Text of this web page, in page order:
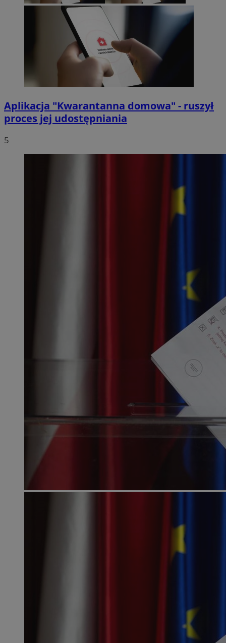
Aplikacja "Kwarantanna domowa" - ruszył
proces jej udostępniania
5